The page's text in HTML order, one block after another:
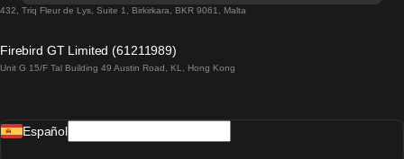
Tren De Lisboa A Lagos
Tren De Lisboa A Madrid
432, Triq Fleur de Lys, Suite 1, Birkirkara, BKR 9061, Malta
Firebird GT Limited (61211989)
Unit G 15/F Tal Building 49 Austin Road, KL, Hong Kong
Español